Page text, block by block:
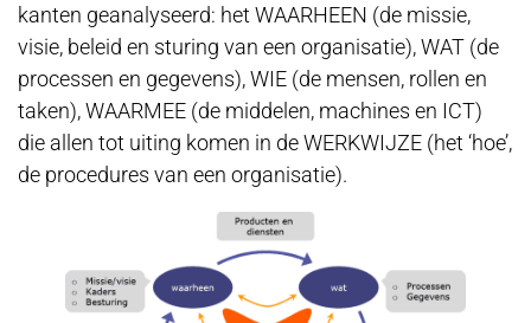
kanten geanalyseerd: het WAARHEEN (de missie,
visie, beleid en sturing van een organisatie), WAT (de
processen en gegevens), WIE (de mensen, rollen en
taken), WAARMEE (de middelen, machines en ICT)
die allen tot uiting komen in de WERKWIJZE (het ‘hoe’,
de procedures van een organisatie).